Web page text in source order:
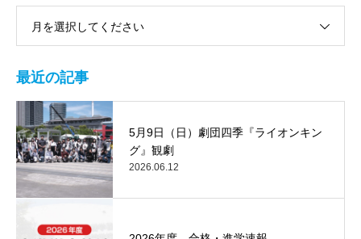
月を選択してください
最近の記事
5月9日（日）劇団四季『ライオンキン
グ』観劇
2026.06.12